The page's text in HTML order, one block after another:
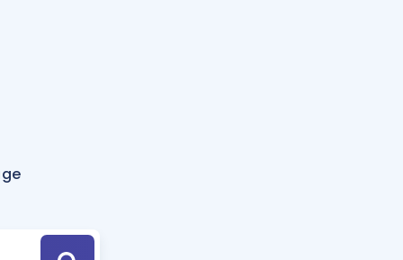
Hesaplama Aracı
için Öneriler
Tek Takvimde
Hoca ile seni sınava hazırlayacak onlarca eğitim seni bekliyor!